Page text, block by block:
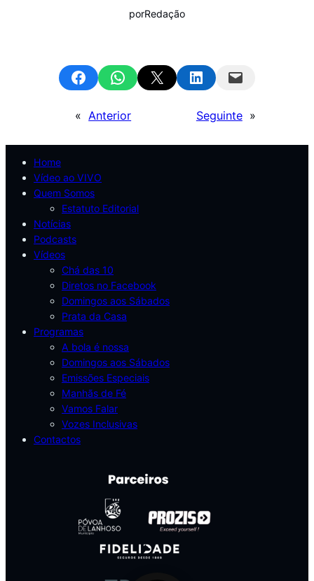
porRedação
Share on FacebookShare on WhatsApp
Email this Page Share on LinkedInEmail this Page
« Anterior Seguinte »
Home
Vídeo ao VIVO
Quem Somos
Estatuto Editorial
Notícias
Podcasts
Vídeos
Chá das 10
Diretos no Facebook
Domingos aos Sábados
Prata da Casa
Programas
A bola é nossa
Domingos aos Sábados
Emissões Especiais
Manhãs de Fé
Vamos Falar
Vozes Inclusivas
Contactos